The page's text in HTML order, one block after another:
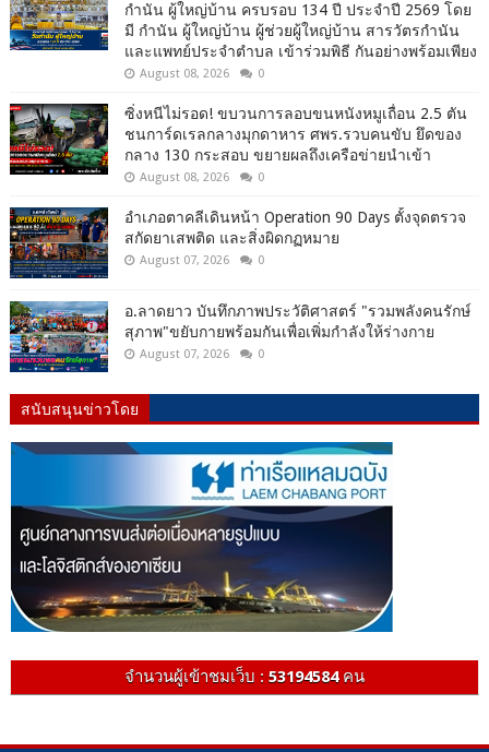
กำนัน ผู้ใหญ่บ้าน ครบรอบ 134 ปี ประจำปี 2569 โดย
มี กำนัน ผู้ใหญ่บ้าน ผู้ช่วยผู้ใหญ่บ้าน สารวัตรกำนัน
และแพทย์ประจำตำบล เข้าร่วมพิธี กันอย่างพร้อมเพียง
August 08, 2026 0
ซิ่งหนีไม่รอด! ขบวนการลอบขนหนังหมูเถื่อน 2.5 ตัน
ชนการ์ดเรลกลางมุกดาหาร ศพร.รวบคนขับ ยึดของ
กลาง 130 กระสอบ ขยายผลถึงเครือข่ายนำเข้า
August 08, 2026 0
อำเภอตาคลีเดินหน้า Operation 90 Days ตั้งจุดตรวจ
สกัดยาเสพติด และสิ่งผิดกฏหมาย
August 07, 2026 0
อ.ลาดยาว บันทึกภาพประวัติศาสตร์ "รวมพลังคนรักษ์
สุภาพ"ขยับกายพร้อมกันเพื่อเพิ่มกำลังให้ร่างกาย
August 07, 2026 0
สนับสนุนข่าวโดย
จำนวนผู้เข้าชมเว็บ : 53194584คน